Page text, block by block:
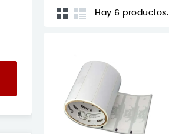
Hay 6 productos.